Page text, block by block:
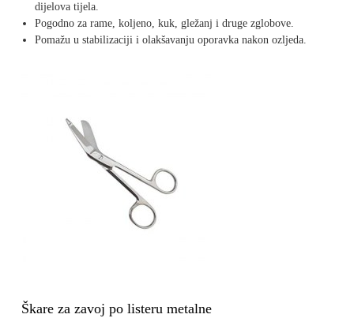
dijelova tijela.
Pogodno za rame, koljeno, kuk, gležanj i druge zglobove.
Pomažu u stabilizaciji i olakšavanju oporavka nakon ozljeda.
Škare za zavoj po listeru metalne